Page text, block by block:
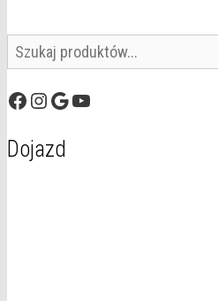
Szukaj
Facebook
Instagram
GoogleYouTube
Dojazd